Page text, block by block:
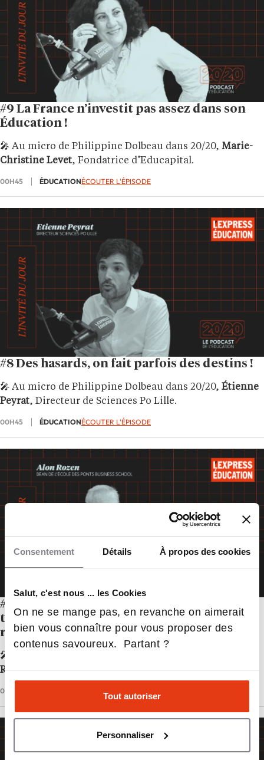
Consentement Détails À propos des cookies
Salut, c'est nous ... les Cookies
On ne se mange pas, en revanche on aimerait
bien vous connaître pour vous proposer des
contenus savoureux. Partant ?
Tout autoriser
Personnaliser
#9 La France n’investit pas assez dans son
Éducation !
🎤 Au micro de Philippine Dolbeau dans 20/20, Marie-
Christine Levet, Fondatrice d’Educapital.
00H45 ÉDUCATIONÉCOUTER L'ÉPISODE
#8 Des hasards, on fait parfois des destins !
🎤 Au micro de Philippine Dolbeau dans 20/20, Étienne
Peyrat, Directeur de Sciences Po Lille.
00H45 ÉDUCATIONÉCOUTER L'ÉPISODE
#7 Il faut des leaders qui comprennent la
technologie et l’utilisent de manière
responsable !
🎤 Au micro de Philippine Dolbeau dans 20/20,
Rozen, Dean de l’École des Ponts Business School.
00H45 ÉCOUTER L'ÉPISODE